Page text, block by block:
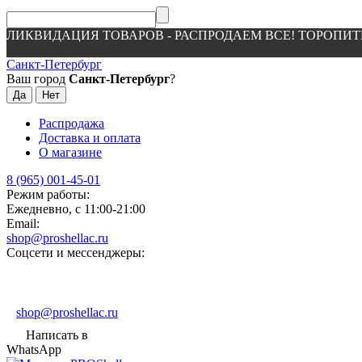
ЛИКВИДАЦИЯ ТОВАРОВ - РАСПРОДАЕМ ВСЕ!
Санкт-Петербург
Ваш город Санкт-Петербург?
Распродажа
Доставка и оплата
О магазине
8 (965) 001-45-01
Режим работы:
Ежедневно, с 11:00-21:00
Email:
shop@proshellac.ru
Соцсети и мессенджеры:
shop@proshellac.ru
Написать в
WhatsApp